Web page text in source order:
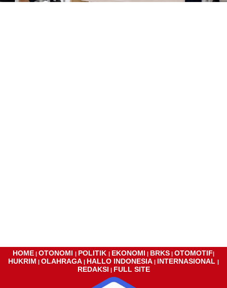
HOME OTONOMI POLITIK EKONOMI BRKS OTOMOTIF
HUKRIM OLAHRAGA HALLO INDONESIA INTERNASIONAL
REDAKSI FULL SITE